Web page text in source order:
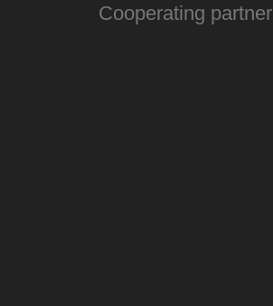
Cooperating partner